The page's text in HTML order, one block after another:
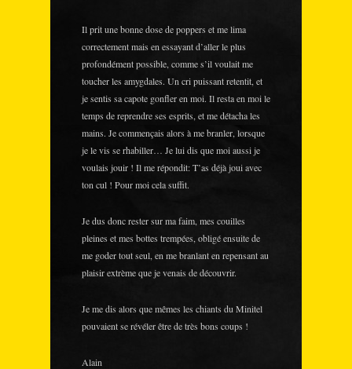
Il prit une bonne dose de poppers et me lima
correctement mais en essayant d’aller le plus
profondément possible, comme s’il voulait me
toucher les amygdales. Un cri puissant retentit, et
je sentis sa capote gonfler en moi. Il resta en moi le
temps de reprendre ses esprits, et me détacha les
mains. Je commençais alors à me branler, lorsque
je le vis se rhabiller… Je lui dis que moi aussi je
voulais jouir ! Il me répondit: T’as déjà joui avec
ton cul ! Pour moi cela suffit.
Je dus donc rester sur ma faim, mes couilles
pleines et mes bottes trempées, obligé ensuite de
me goder tout seul, en me branlant en repensant au
plaisir extrème que je venais de découvrir.
Je me dis alors que mêmes les chiants du Minitel
pouvaient se révéler être de très bons coups !
Alain